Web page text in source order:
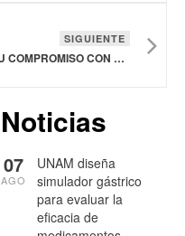
SIGUIENTE
EUROFARMA MÉXICO CONSOLIDA SU COMPROMISO CON EL LIDERAZGO FEMENINO
Noticias
UNAM diseña
simulador gástrico
para evaluar la
eficacia de
07
AGO